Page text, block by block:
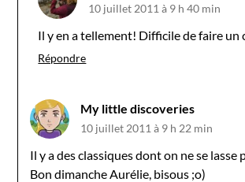
10 juillet 2011 à 9 h 40 min
Il y en a tellement! Difficile de faire un
Répondre
My little discoveries
10 juillet 2011 à 9 h 22 min
Il y a des classiques dont on ne se lasse
Bon dimanche Aurélie, bisous ;o)